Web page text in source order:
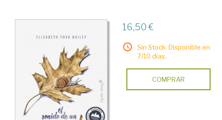
16,50 €
Sin Stock. Disponible en
7/10 días.
COMPRAR